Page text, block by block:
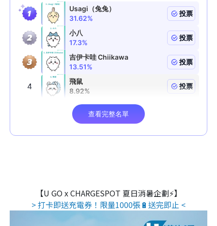
【U GO x CHARGESPOT 夏日消暑企劃⚡】
> 打卡即送充電券！限量1000張🔋送完即止 <